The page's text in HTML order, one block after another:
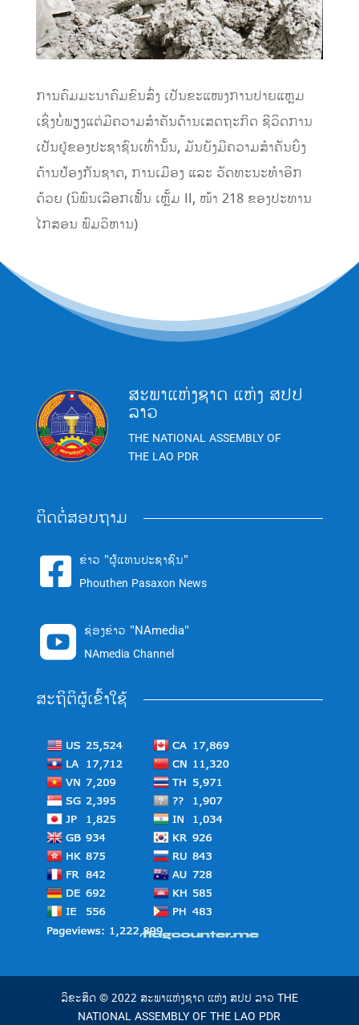
ການຄົມມະນາຄົມຂົນສົ່ງ ເປັນຂະແໜງການປາຍແຫຼມ
ເຊິ່ງບໍ່ພຽງແຕ່ມີຄວາມສໍາຄັນດ້ານເສດຖະກິດ ຊີວິດການ
ເປັນຢູ່ຂອງປະຊາຊົນເທົ່ານັ້ນ, ມັນຍັງມີຄວາມສໍາຄັນຍິ່ງ
ດ້ານປ້ອງກັນຊາດ, ການເມືອງ ແລະ ວັດທະນະທໍາອີກ
ດ້ວຍ (ນິພົນເລືອກເຟັ້ນ ເຫຼັ້ມ II, ໜ້າ 218 ຂອງປະທານ
ໄກສອນ ພົມວິຫານ)
ສະພາແຫ່ງຊາດ ແຫ່ງ ສປປ
ລາວ
THE NATIONAL ASSEMBLY OF
THE LAO PDR
ຕິດຕໍ່ສອບຖາມ
 ຂ່າວ "ຜູ້ແທນປະຊາຊົນ"
Phouthen Pasaxon News
 ຊ່ອງຂ່າວ "NAmedia"
NAmedia Channel
ສະຖິຕິຜູ້ເຂົ້າໃຊ້
ລິຂະສິດ © 2022 ສະພາແຫ່ງຊາດ ແຫ່ງ ສປປ ລາວ THE
NATIONAL ASSEMBLY OF THE LAO PDR